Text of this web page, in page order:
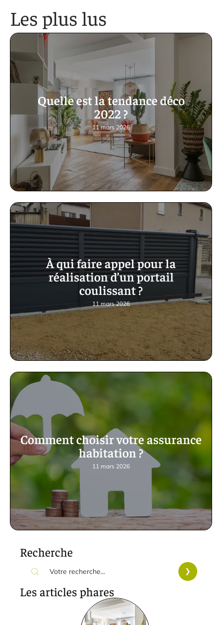
Les plus lus
Quelle est la tendance déco
2022 ?
11 mars 2026
À qui faire appel pour la
réalisation d’un portail
coulissant ?
11 mars 2026
Comment choisir votre assurance
habitation ?
11 mars 2026
Recherche
Les articles phares